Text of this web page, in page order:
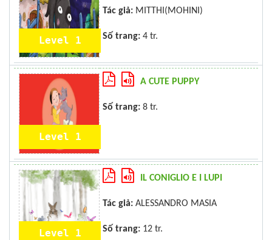
Level 1
Tác giả: MITTHI(MOHINI)
Số trang: 4 tr.
Level 1
A CUTE PUPPY
Số trang: 8 tr.
Level 1
IL CONIGLIO E I LUPI
Tác giả: ALESSANDRO MASIA
Số trang: 12 tr.